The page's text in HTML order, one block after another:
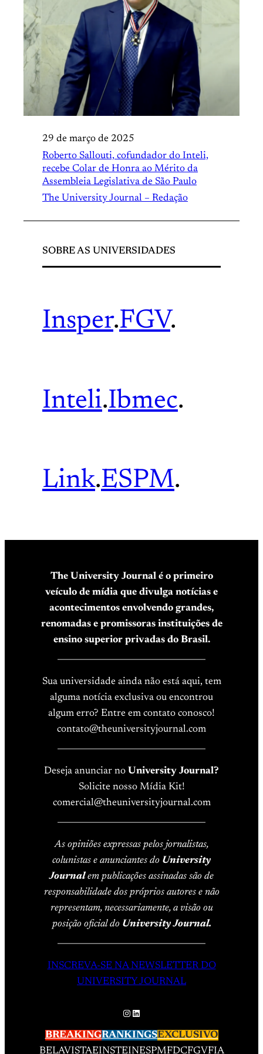
29 de março de 2025
Roberto Sallouti, cofundador do Inteli,
recebe Colar de Honra ao Mérito da
Assembleia Legislativa de São Paulo
The University Journal – Redação
SOBRE AS UNIVERSIDADES
Insper.FGV.
Inteli.Ibmec.
Link.ESPM.
The University Journal é o primeiro
veículo de mídia que divulga notícias e
acontecimentos envolvendo grandes,
renomadas e promissoras instituições de
ensino superior privadas do Brasil.
Sua universidade ainda não está aqui, tem
alguma notícia exclusiva ou encontrou
algum erro? Entre em contato conosco!
contato@theuniversityjournal.com
Deseja anunciar no University Journal?
Solicite nosso Mídia Kit!
comercial@theuniversityjournal.com
As opiniões expressas pelos jornalistas,
colunistas e anunciantes do University
Journalem publicações assinadas são de
responsabilidade dos próprios autores e não
representam, necessariamente, a visão ou
posição oficial do University Journal.
INSCREVA-SE NA NEWSLETTER DO
UNIVERSITY JOURNAL
Instagram
LinkedIn
BREAKINGRANKINGSEXCLUSIVO
BELAVISTAEINSTEINESPMFDCFGVFIA